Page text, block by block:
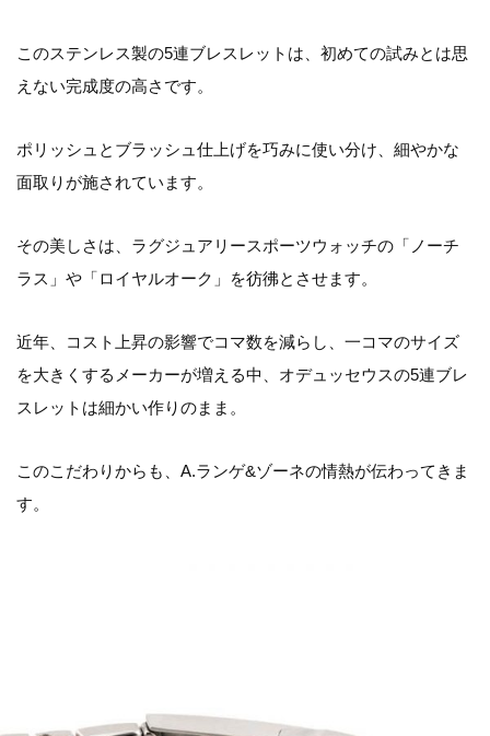
このステンレス製の5連ブレスレットは、初めての試みとは思
えない完成度の高さです。
ポリッシュとブラッシュ仕上げを巧みに使い分け、細やかな
面取りが施されています。
その美しさは、ラグジュアリースポーツウォッチの「ノーチ
ラス」や「ロイヤルオーク」を彷彿とさせます。
近年、コスト上昇の影響でコマ数を減らし、一コマのサイズ
を大きくするメーカーが増える中、オデュッセウスの5連ブレ
スレットは細かい作りのまま。
このこだわりからも、A.ランゲ&ゾーネの情熱が伝わってきま
す。